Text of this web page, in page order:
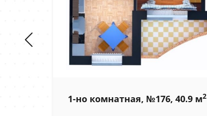
1-но комнатная, №176, 40.9 м2